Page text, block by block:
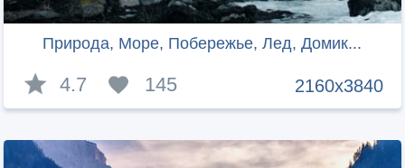
Природа, Море, Побережье, Лед, Домик...
2160x3840
4.7 145